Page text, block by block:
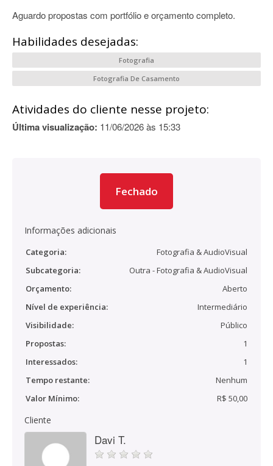
Aguardo propostas com portfólio e orçamento completo.
Habilidades desejadas:
Fotografia
Fotografia De Casamento
Atividades do cliente nesse projeto:
Última visualização: 11/06/2026 às 15:33
Fechado
Informações adicionais
Categoria:
Fotografia & AudioVisual
Subcategoria:
Outra - Fotografia & AudioVisual
Orçamento:
Aberto
Nível de experiência:
Intermediário
Visibilidade:
Público
Propostas:
1
Interessados:
1
Tempo restante:
Nenhum
Valor Mínimo:
R$ 50,00
Cliente
Davi T.